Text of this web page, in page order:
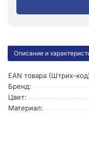
Описание и
EAN товара (Штрих-
Бренд:
Цвет:
Материал: